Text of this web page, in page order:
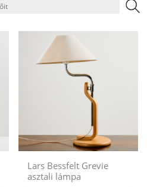
Lars Bessfelt Grevie
asztali lámpa